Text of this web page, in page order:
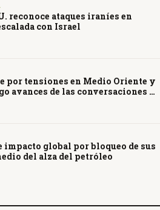
reconoce ataques iraníes en
con Israel
por tensiones en Medio Oriente y
avances de las conversaciones de
global por bloqueo de sus
del alza del petróleo